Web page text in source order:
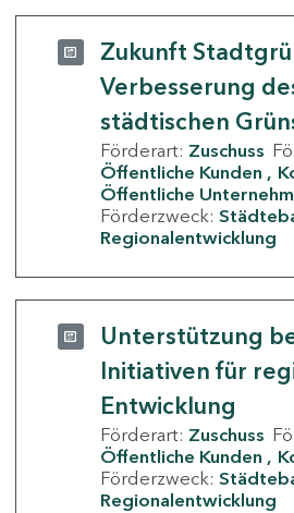
Zukunft
Verbesserung
städtischen
Förderart: Zuschuss
Öffentliche Kunden
Öffentliche
Förderzweck:
Regionalentwicklung
Unterstützung
Initiativen für
Entwicklung
Förderart: Zuschuss
Öffentliche Kunden
Förderzweck:
Regionalentwicklung